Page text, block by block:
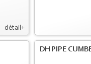
détail+
DH PIPE